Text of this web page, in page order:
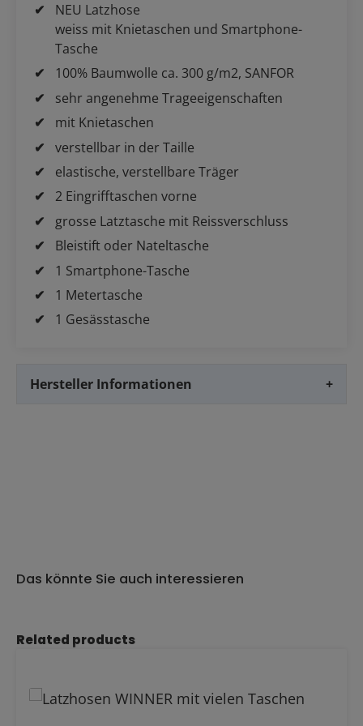
NEU Latzhose
weiss mit Knietaschen und Smartphone-
Tasche
100% Baumwolle ca. 300 g/m2, SANFOR
sehr angenehme Trageeigenschaften
mit Knietaschen
verstellbar in der Taille
elastische, verstellbare Träger
2 Eingrifftaschen vorne
grosse Latztasche mit Reissverschluss
Bleistift oder Nateltasche
1 Smartphone-Tasche
1 Metertasche
1 Gesässtasche
Hersteller Informationen +
Das könnte Sie auch interessieren
Produktgalerie überspringen
Related products